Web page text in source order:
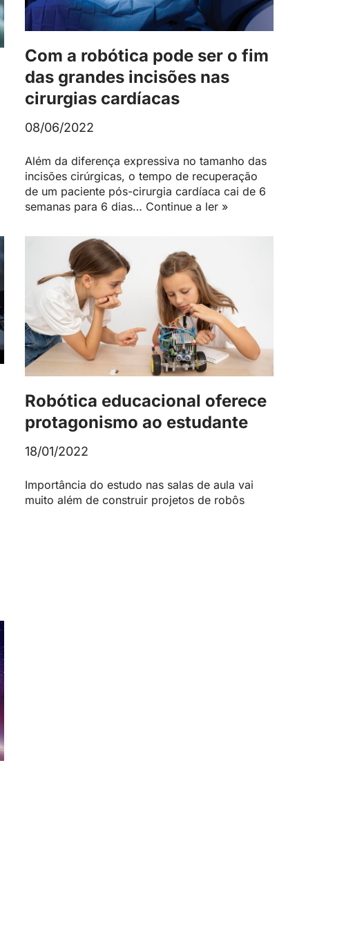
Com a robótica pode ser o fim
das grandes incisões nas
cirurgias cardíacas
08/06/2022
Além da diferença expressiva no tamanho das
incisões cirúrgicas, o tempo de recuperação
de um paciente pós-cirurgia cardíaca cai de 6
semanas para 6 dias… Continue a ler »
Robótica educacional oferece
protagonismo ao estudante
18/01/2022
Importância do estudo nas salas de aula vai
muito além de construir projetos de robôs